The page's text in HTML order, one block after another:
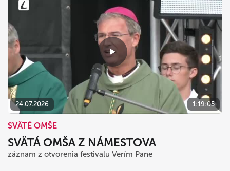
24.07.2026 1:19:05
SVÄTÉ OMŠE
SVÄTÁ OMŠA Z NÁMESTOVA
záznam z otvorenia festivalu Verím Pane